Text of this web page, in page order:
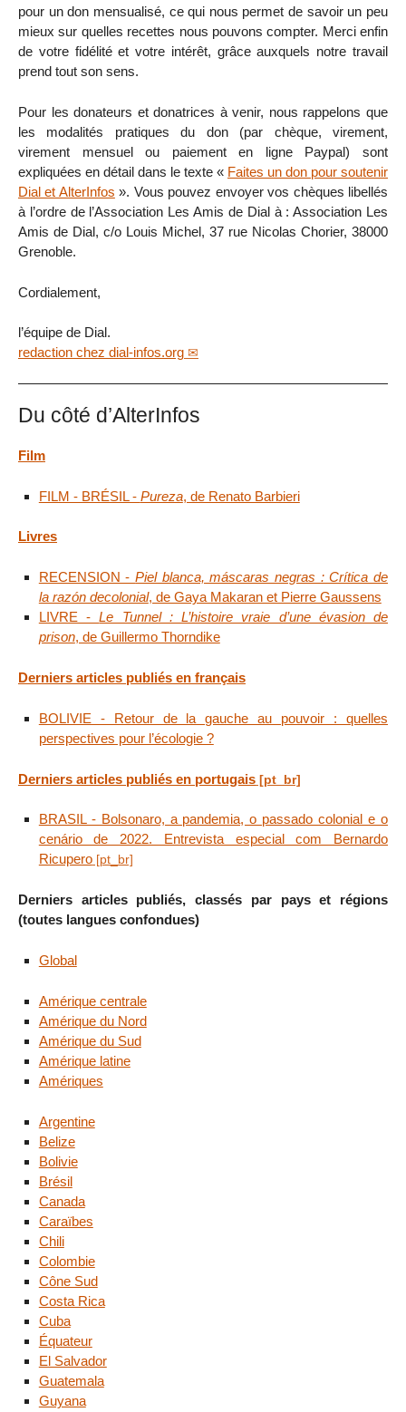
pour un don mensualisé, ce qui nous permet de savoir un peu
mieux sur quelles recettes nous pouvons compter. Merci enfin
de votre fidélité et votre intérêt, grâce auxquels notre travail
prend tout son sens.
Pour les donateurs et donatrices à venir, nous rappelons que
les modalités pratiques du don (par chèque, virement,
virement mensuel ou paiement en ligne Paypal) sont
expliquées en détail dans le texte « Faites un don pour soutenir
Dial et AlterInfos ». Vous pouvez envoyer vos chèques libellés
à l’ordre de l’Association Les Amis de Dial à : Association Les
Amis de Dial, c/o Louis Michel, 37 rue Nicolas Chorier, 38000
Grenoble.
Cordialement,
l’équipe de Dial.
redaction chez dial-infos.org
Du côté d’AlterInfos
Film
FILM - BRÉSIL - Pureza, de Renato Barbieri
Livres
RECENSION -Piel blanca, máscaras negras : Crítica de
la razón decolonial, de Gaya Makaran et Pierre Gaussens
LIVRE -Le Tunnel : L’histoire vraie d’une évasion de
prison, de Guillermo Thorndike
Derniers articles publiés en français
BOLIVIE - Retour de la gauche au pouvoir : quelles
perspectives pour l’écologie ?
Derniers articles publiés en portugais
BRASIL - Bolsonaro, a pandemia, o passado colonial e o
cenário de 2022. Entrevista especial com Bernardo
Ricupero
Derniers articles publiés, classés par pays et régions
(toutes langues confondues)
Global
Amérique centrale
Amérique du Nord
Amérique du Sud
Amérique latine
Amériques
Argentine
Belize
Bolivie
Brésil
Canada
Caraïbes
Chili
Colombie
Cône Sud
Costa Rica
Cuba
Équateur
El Salvador
Guatemala
Guyana